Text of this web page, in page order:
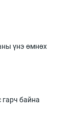
үнэ өмнөх
байна